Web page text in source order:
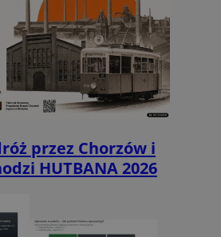
przez Chorzów i
HUTBANA 2026